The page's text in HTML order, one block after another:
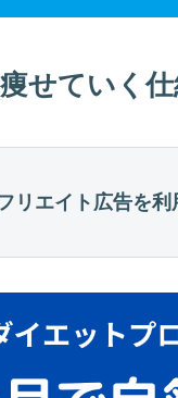
せていく
リエイト広告を